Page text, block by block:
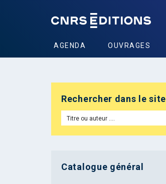
AGENDA OUVRAGES
Rechercher dans le site
Catalogue général